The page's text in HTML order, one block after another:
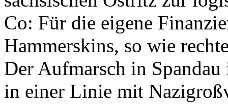
Co: Für die eigene
Hammerskins, so wie
Der Aufmarsch in
in einer Linie mit